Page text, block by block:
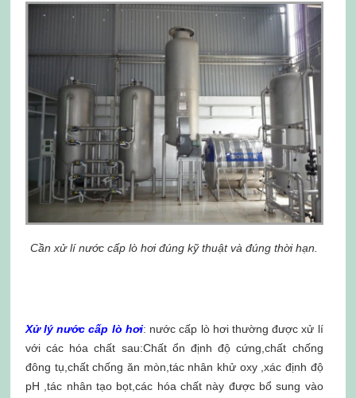
Cần xử lí nước cấp lò hơi đúng kỹ thuật và đúng thời hạn.
Xử lý nước cấp lò hơi: nước cấp lò hơi thường được xử lí
với các hóa chất sau:Chất ổn định độ cứng,chất chống
đông tụ,chất chống ăn mòn,tác nhân khử oxy ,xác định độ
pH ,tác nhân tạo bọt,các hóa chất này được bổ sung vào